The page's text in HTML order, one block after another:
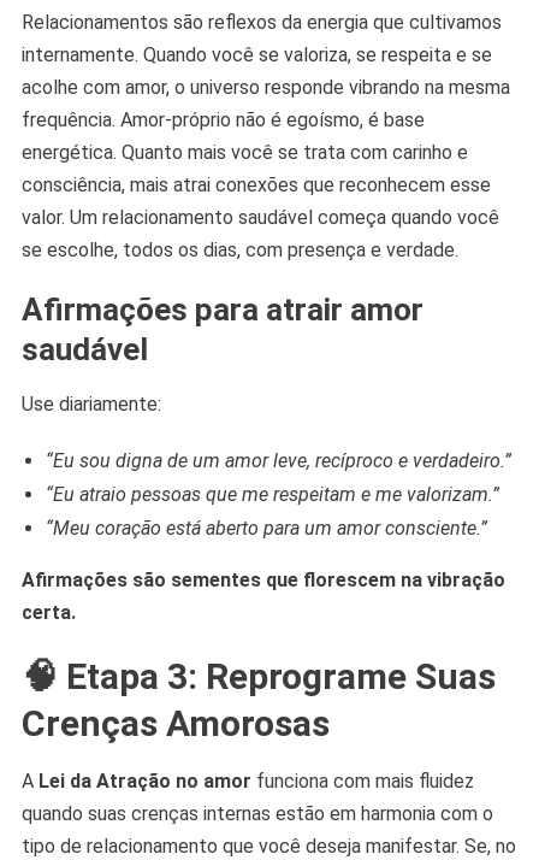
Relacionamentos são reflexos da energia que cultivamos
internamente. Quando você se valoriza, se respeita e se
acolhe com amor, o universo responde vibrando na mesma
frequência. Amor-próprio não é egoísmo, é base
energética. Quanto mais você se trata com carinho e
consciência, mais atrai conexões que reconhecem esse
valor. Um relacionamento saudável começa quando você
se escolhe, todos os dias, com presença e verdade.
Afirmações para atrair amor
saudável
Use diariamente:
“Eu sou digna de um amor leve, recíproco e verdadeiro.”
“Eu atraio pessoas que me respeitam e me valorizam.”
“Meu coração está aberto para um amor consciente.”
Afirmações são sementes que florescem na vibração
certa.
🧠 Etapa 3: Reprograme Suas
Crenças Amorosas
A Lei da Atração no amor funciona com mais fluidez
quando suas crenças internas estão em harmonia com o
tipo de relacionamento que você deseja manifestar. Se, no